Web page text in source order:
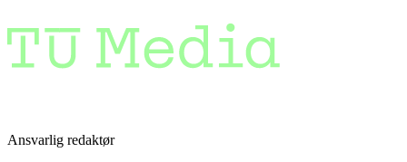
Ansvarlig redaktør